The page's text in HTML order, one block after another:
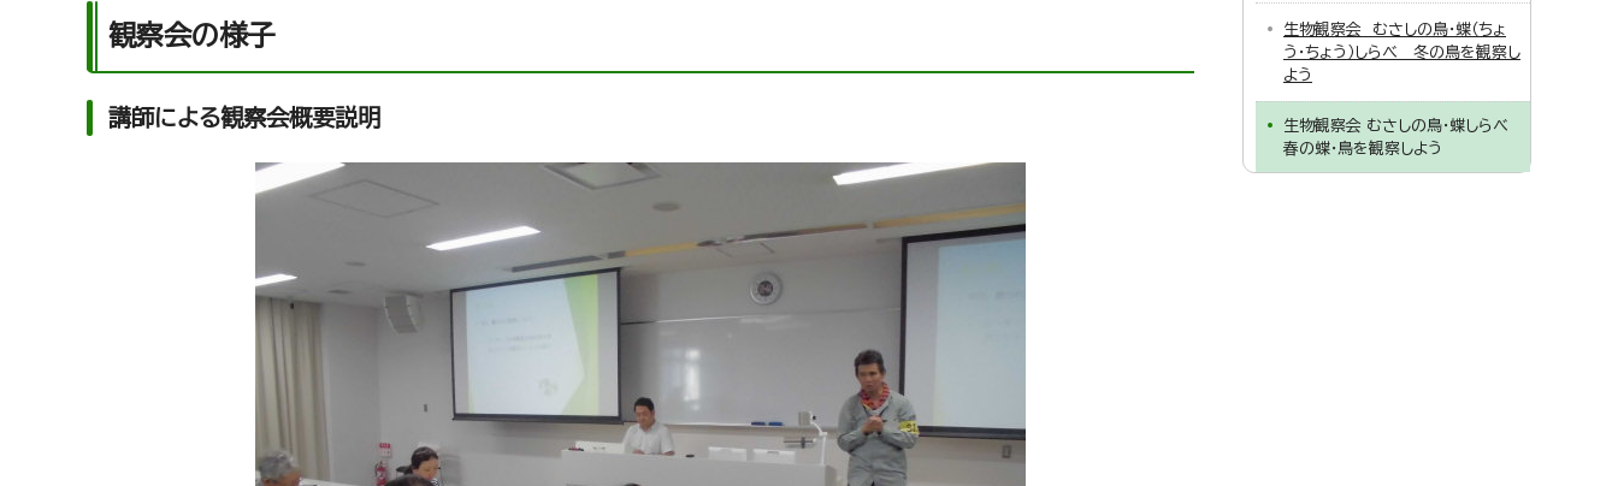
観察会の様子
講師による観察会概要説明
生物観察会 むさしの鳥・蝶（ちょ
う・ちょう）しらべ 冬の鳥を観察し
よう
生物観察会 むさしの鳥・蝶しらべ
春の蝶・鳥を観察しよう